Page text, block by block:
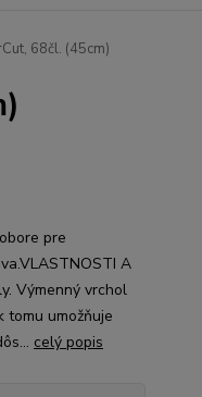
68čl. (45cm)
pre
A
Výmenný vrchol
tomu umožňuje
celý popis